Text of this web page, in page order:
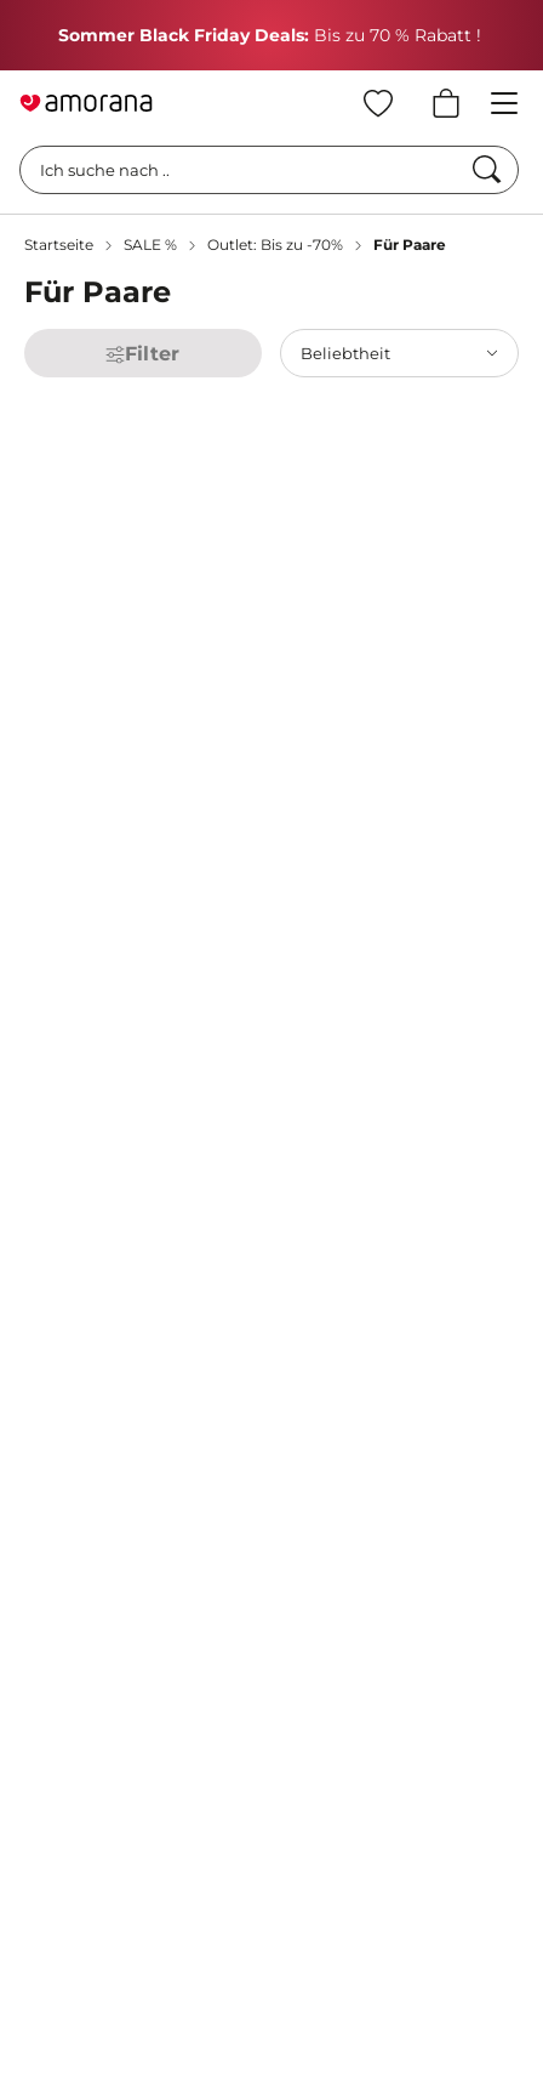
Sommer Black Friday Deals: Bis zu 70 % Rabatt !
Ich suche nach ..
Startseite SALE % Outlet: Bis zu -70% Für Paare
Für Paare
Filter Beliebtheit